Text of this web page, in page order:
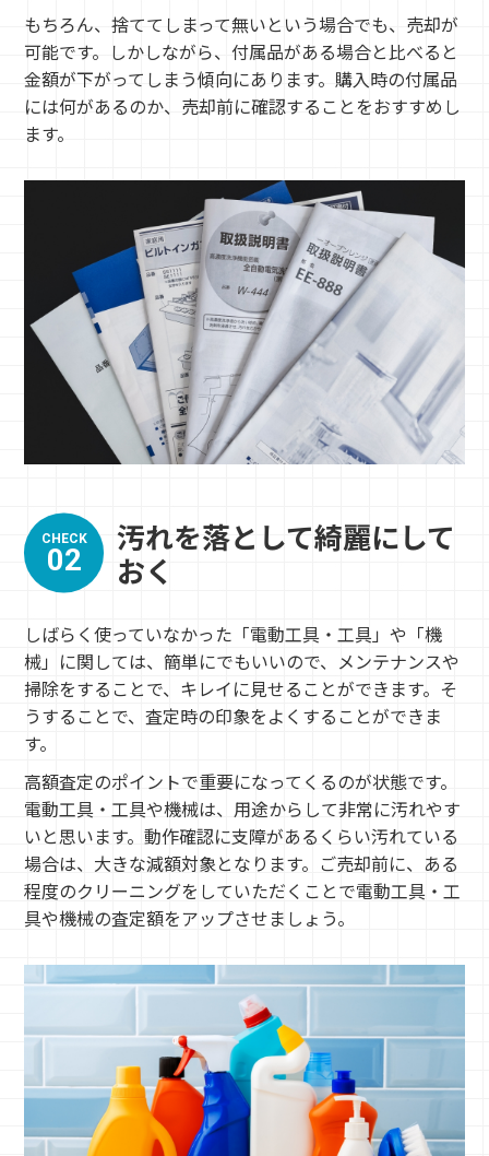
もちろん、捨ててしまって無いという場合でも、売却が
可能です。しかしながら、付属品がある場合と比べると
金額が下がってしまう傾向にあります。購入時の付属品
には何があるのか、売却前に確認することをおすすめし
ます。
CHECK
02
汚れを落として綺麗にして
おく
しばらく使っていなかった「電動工具・工具」や「機
械」に関しては、簡単にでもいいので、メンテナンスや
掃除をすることで、キレイに見せることができます。そ
うすることで、査定時の印象をよくすることができま
す。
高額査定のポイントで重要になってくるのが状態です。
電動工具・工具や機械は、用途からして非常に汚れやす
いと思います。動作確認に支障があるくらい汚れている
場合は、大きな減額対象となります。ご売却前に、ある
程度のクリーニングをしていただくことで電動工具・工
具や機械の査定額をアップさせましょう。